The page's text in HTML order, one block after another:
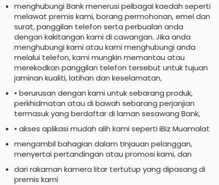
menghubungi Bank menerusi pelbagai kaedah seperti
melawat premis kami, borang permohonan, emel dan
surat, panggilan telefon serta perbualan anda
dengan kakitangan kami di cawangan. Jika anda
menghubungi kami atau kami menghubungi anda
melalui telefon, kami mungkin memantau atau
merekodkan panggilan telefon tersebut untuk tujuan
jaminan kualiti, latihan dan keselamatan,
• berurusan dengan kami untuk sebarang produk,
perkhidmatan atau di bawah sebarang perjanjian
termasuk yang berdaftar di laman sesawang Bank,
• akses aplikasi mudah alih kami seperti iBiz Muamalat
mengambil bahagian dalam tinjauan pelanggan,
menyertai pertandingan atau promosi kami, dan
dari rakaman kamera litar tertutup yang dipasang di
premis kami